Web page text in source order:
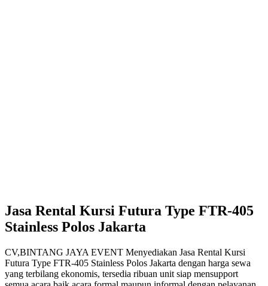
Jasa Rental Kursi Futura Type FTR-405
Stainless Polos Jakarta
CV,BINTANG JAYA EVENT Menyediakan Jasa Rental Kursi
Futura Type FTR-405 Stainless Polos Jakarta dengan harga sewa
yang terbilang ekonomis, tersedia ribuan unit siap mensupport